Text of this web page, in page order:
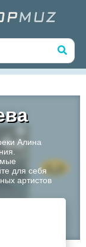
Алина
для себя
артистов